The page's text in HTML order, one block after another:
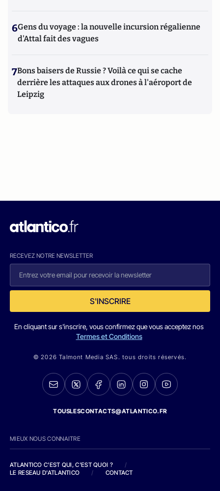
6Gens du voyage : la nouvelle incursion régalienne
d'Attal fait des vagues
7Bons baisers de Russie ? Voilà ce qui se cache
derrière les attaques aux drones à l'aéroport de
Leipzig
RECEVEZ NOTRE NEWSLETTER
S'INSCRIRE
En cliquant sur s'inscrire, vous confirmez que vous acceptez nos
Termes et Conditions
© 2026 Talmont Media SAS. tous droits réservés.
TOUSLESCONTACTS@ATLANTICO.FR
MIEUX NOUS CONNAITRE
ATLANTICO C'EST QUI, C'EST QUOI ?
/
LE RESEAU D'ATLANTICO
/ CONTACT